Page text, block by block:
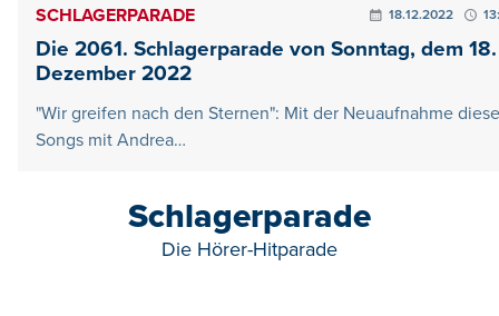
SCHLAGERPARADE 18.12.2022
Die 2061. Schlagerparade von Sonntag, dem 18.
Dezember 2022
"Wir greifen nach den Sternen": Mit der Neuaufnahme
Songs mit Andrea…
Schlagerparade
Die Hörer-Hitparade